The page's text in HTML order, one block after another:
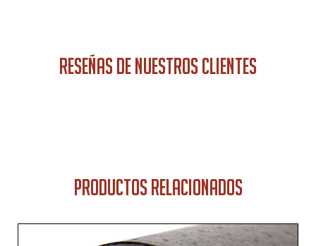
RESEÑAS DE NUESTROS CLIENTES
PRODUCTOS RELACIONADOS